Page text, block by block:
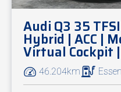
Audi Q3 35
Hybrid | ACC |
Virtual Cockpit
46.204km